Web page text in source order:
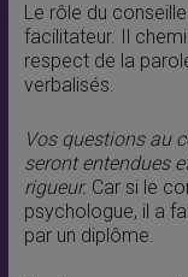
Le rôle du
facilitateur. Il
respect de la
verbalisés.
Vos questions au
seront entendues
rigueur. Car si le
psychologue, il a
par un diplôme.